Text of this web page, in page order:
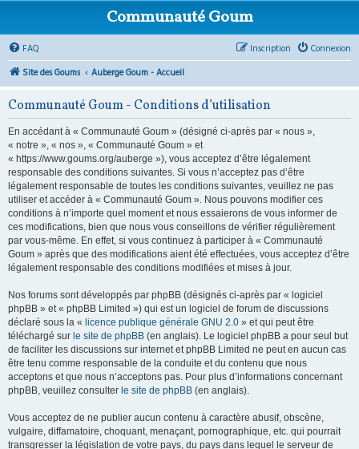
Communauté Goum
FAQ Connexion
Inscription
Site des Goums
Auberge Goum - Accueil
Communauté Goum - Conditions d’utilisation
En accédant à « Communauté Goum » (désigné ci-après par « nous »,
« notre », « nos », « Communauté Goum » et
« https://www.goums.org/auberge »), vous acceptez d’être légalement
responsable des conditions suivantes. Si vous n’acceptez pas d’être
légalement responsable de toutes les conditions suivantes, veuillez ne pas
utiliser et accéder à « Communauté Goum ». Nous pouvons modifier ces
conditions à n’importe quel moment et nous essaierons de vous informer de
ces modifications, bien que nous vous conseillons de vérifier régulièrement
par vous-même. En effet, si vous continuez à participer à « Communauté
Goum » après que des modifications aient été effectuées, vous acceptez d’être
légalement responsable des conditions modifiées et mises à jour.
Nos forums sont développés par phpBB (désignés ci-après par « logiciel
phpBB » et « phpBB Limited ») qui est un logiciel de forum de discussions
déclaré sous la « licence publique générale GNU 2.0 » et qui peut être
téléchargé sur le site de phpBB (en anglais). Le logiciel phpBB a pour seul but
de faciliter les discussions sur internet et phpBB Limited ne peut en aucun cas
être tenu comme responsable de la conduite et du contenu que nous
acceptons et que nous n’acceptons pas. Pour plus d’informations concernant
phpBB, veuillez consulter le site de phpBB (en anglais).
Vous acceptez de ne publier aucun contenu à caractère abusif, obscène,
vulgaire, diffamatoire, choquant, menaçant, pornographique, etc. qui pourrait
transgresser la législation de votre pays, du pays dans lequel le serveur de